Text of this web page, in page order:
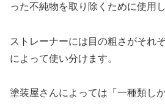
った不純物を取り除くために使用し
ストレーナーには目の粗さがそれ
によって使い分けます。
塗装屋さんによっては「一種類し